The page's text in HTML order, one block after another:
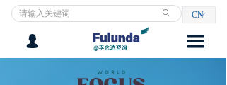
ꀅ
CN
끀
넙
ꄙ